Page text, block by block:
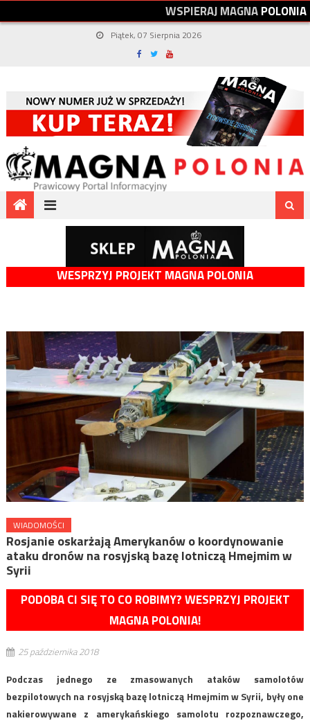
WSPIERAJMAGNAPOLONIA
Piątek, 07 Sierpnia 2026
WESPRZYJ PROJEKT MAGNA POLONIA
WIADOMOŚCI
Rosjanie oskarżają Amerykanów o koordynowanie
ataku dronów na rosyjską bazę lotniczą Hmejmim w
Syrii
PODOBA CI SIĘ TO CO ROBIMY? WESPRZYJ PROJEKT
MAGNA POLONIA!
25 października 2018
Podczas jednego ze zmasowanych ataków samolotów
bezpilotowych na rosyjską bazę lotniczą Hmejmim w Syrii, były one
nakierowywane z amerykańskiego samolotu rozpoznawczego,